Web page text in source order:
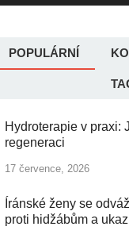
POPULÁRNÍ
Hydroterapie v praxi:
regeneraci
17 července, 2026
Íránské ženy se
proti hidžábům a